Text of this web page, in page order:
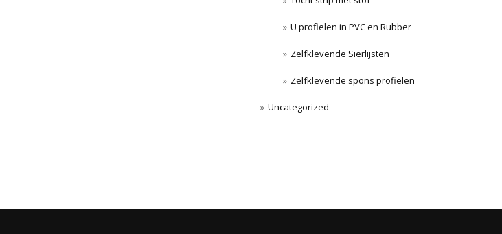
U profielen in PVC en Rubber
Zelfklevende Sierlijsten
Zelfklevende spons profielen
Uncategorized